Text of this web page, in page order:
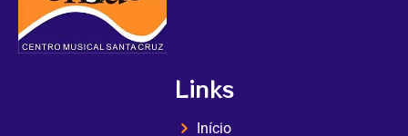
Links
Início